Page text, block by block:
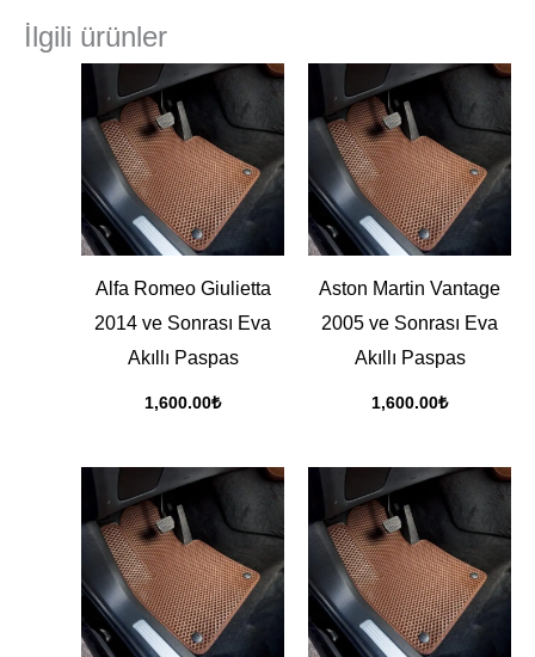
İlgili ürünler
Alfa Romeo Giulietta
2014 ve Sonrası Eva
Akıllı Paspas
1,600.00₺
Aston Martin Vantage
2005 ve Sonrası Eva
Akıllı Paspas
1,600.00₺